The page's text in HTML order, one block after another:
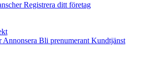
Registrera ditt företag
Annonsera Bli prenumerant Kundtjänst